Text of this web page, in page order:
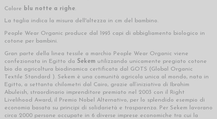
Colore blu notte a righe.
La taglia indica la misura dell'altezza in cm del bambino.
People Wear Organic produce dal 1993 capi di abbigliamento biologico in
cotone per bambini.
Gran parte della linea tessile a marchio People Wear Organic viene
confezionata in Egitto da Sekem utilizzando unicamente pregiato cotone
bio da agricoltura biodinamica certificata dal GOTS (Global Organic
Textile Standard ). Sekem è una comunità agricola unica al mondo, nata in
Egitto, a settanta chilometri dal Cairo, grazie all’iniziativa di Ibrahim
Abuleish, straordinario imprenditore premiato nel 2003 con il Right
Livelihood Award, il Premio Nobel Alternativo, per lo splendido esempio di
economia basata su principi di solidarietà e trasparenza. Per Sekem lavorano
circa 2000 persone occupate in 6 diverse imprese economiche tra cui la